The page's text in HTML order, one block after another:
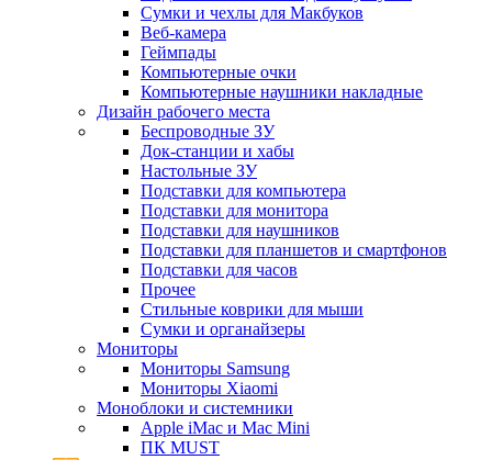
Сумки и чехлы для Макбуков
Веб-камера
Геймпады
Компьютерные очки
Компьютерные наушники накладные
Дизайн рабочего места
Беспроводные ЗУ
Док-станции и хабы
Настольные ЗУ
Подставки для компьютера
Подставки для монитора
Подставки для наушников
Подставки для планшетов и смартфонов
Подставки для часов
Прочее
Стильные коврики для мыши
Сумки и органайзеры
Мониторы
Мониторы Samsung
Мониторы Xiaomi
Моноблоки и системники
Apple iMac и Mac Mini
ПК MUST